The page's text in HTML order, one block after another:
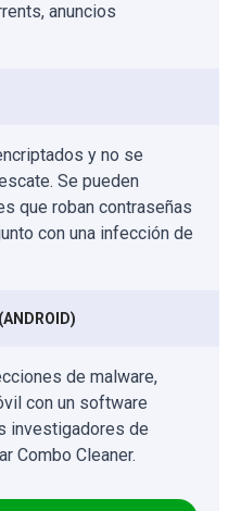
anuncios
y no se
Se pueden
que roban contraseñas
con una infección de
de malware,
con un software
investigadores de
Combo Cleaner.